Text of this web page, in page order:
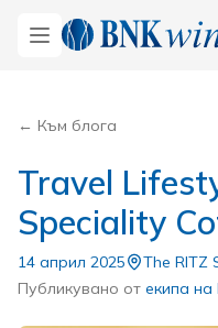
Open menu
BNKWines.bg
← Към блога
Travel
Speciality
14 април 2025
The RITZ
Публикувано от екипа на